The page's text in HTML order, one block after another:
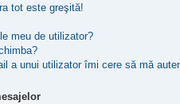
tot este greşită!
meu de utilizator?
a unui utilizator îmi cere să mă